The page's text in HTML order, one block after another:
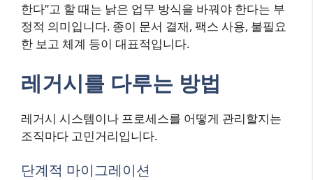
한다”고 할 때는 낡은 업무 방식을 바꿔야 한다는 부
정적 의미입니다. 종이 문서 결재, 팩스 사용, 불필요
한 보고 체계 등이 대표적입니다.
레거시를 다루는 방법
레거시 시스템이나 프로세스를 어떻게 관리할지는
조직마다 고민거리입니다.
단계적 마이그레이션